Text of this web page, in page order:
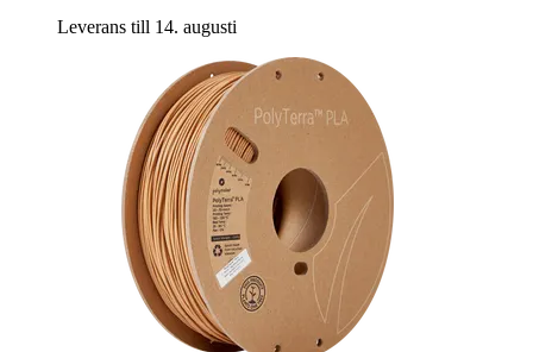
Leverans till 14. augusti